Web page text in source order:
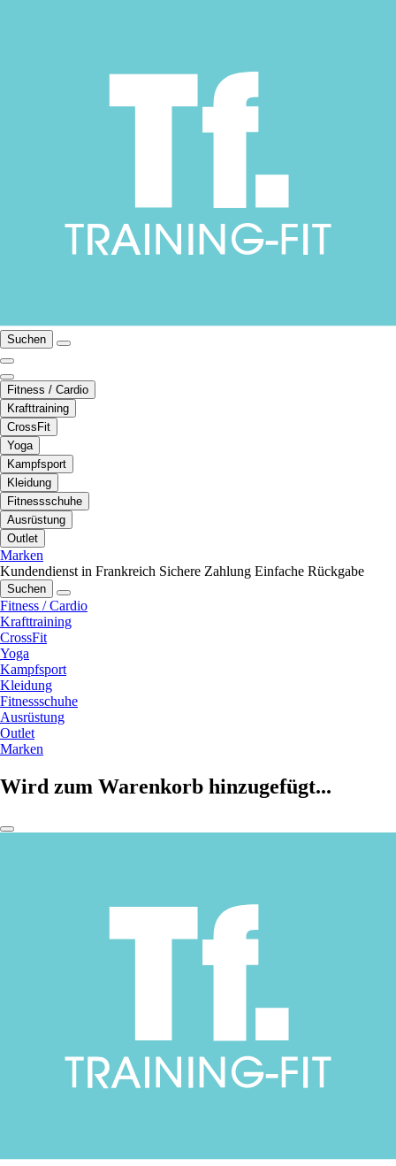
Suchen
Fitness / Cardio
Krafttraining
CrossFit
Yoga
Kampfsport
Kleidung
Fitnessschuhe
Ausrüstung
Outlet
Marken
Kundendienst in Frankreich Sichere Zahlung Einfache Rückgabe
Suchen
Fitness / Cardio
Krafttraining
CrossFit
Yoga
Kampfsport
Kleidung
Fitnessschuhe
Ausrüstung
Outlet
Marken
Wird zum Warenkorb hinzugefügt...